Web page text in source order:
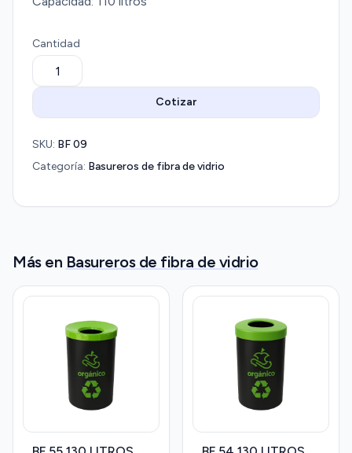
Cantidad
Cotizar
SKU: BF 09
Categoría: Basureros de fibra de vidrio
Más en Basureros de fibra de vidrio